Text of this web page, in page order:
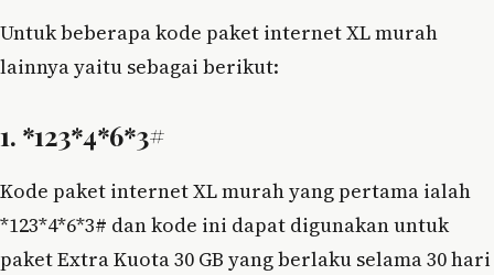
Untuk beberapa kode paket internet XL murah
lainnya yaitu sebagai berikut:
1. *123*4*6*3#
Kode paket internet XL murah yang pertama ialah
*123*4*6*3# dan kode ini dapat digunakan untuk
paket Extra Kuota 30 GB yang berlaku selama 30 hari